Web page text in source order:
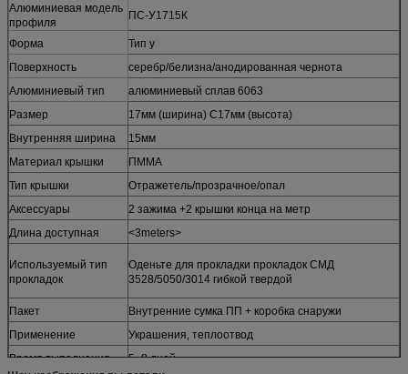
Алюминиевая модель
профиля
ПС-У1715К
Форма
Тип у
Поверхность
серебр/белизна/анодированная чернота
Алюминиевый тип
алюминиевый сплав 6063
Размер
17мм (ширина) С17мм (высота)
Внутренняя ширина
15мм
Материал крышки
ПММА
Тип крышки
Отражетель/прозрачное/опал
Аксессуары
2 зажима +2 крышки конца на метр
Длина доступная
<3meters>
Используемый тип
прокладок
Оденьте для прокладки прокладок СМД
3528/5050/3014 гибкой твердой
Пакет
Внутренние сумка ПП + коробка снаружи
Применение
Украшения, теплоотвод
Время выполнения
5~8 дней